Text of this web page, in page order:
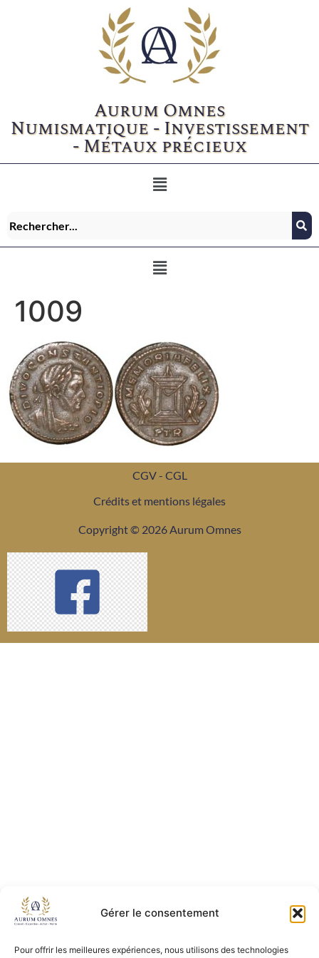
Gérer le consentement
Pour offrir les meilleures expériences, nous utilisons des technologies
Aurum Omnes
Numismatique - Investissement
- Métaux précieux
1009
CGV - CGL
Crédits et mentions légales
Copyright © 2026 Aurum Omnes